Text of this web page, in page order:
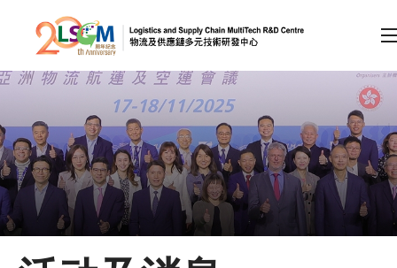
跳到内容（按回车键）
会员登录
A A EN 繁 简
主页